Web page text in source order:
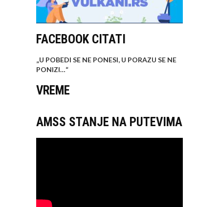
FACEBOOK CITATI
„U POBEDI SE NE PONESI, U PORAZU SE NE
PONIZI…“
VREME
AMSS STANJE NA PUTEVIMA